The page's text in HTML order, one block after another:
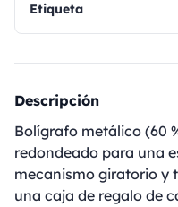
Etiqueta
Descripción
Bolígrafo metálico (60
redondeado para una
mecanismo giratorio y
una caja de regalo de